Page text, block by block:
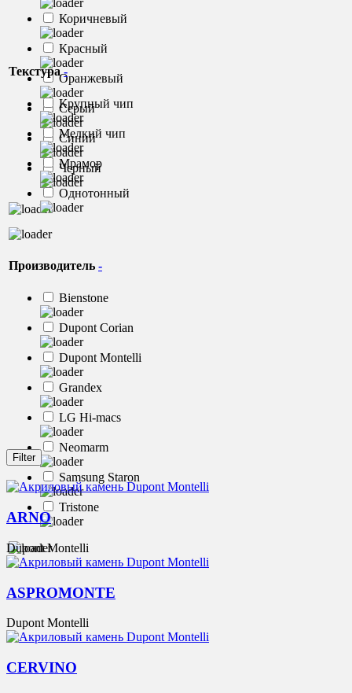
Коричневый
Красный
Оранжевый
Серый
Синий
Черный
Текстура-
Крупный чип
Мелкий чип
Мрамор
Однотонный
Производитель -
Bienstone
Dupont Corian
Dupont Montelli
Grandex
LG Hi-macs
Neomarm
Samsung Staron
Tristone
ARNO
Dupont Montelli
ASPROMONTE
Dupont Montelli
CERVINO